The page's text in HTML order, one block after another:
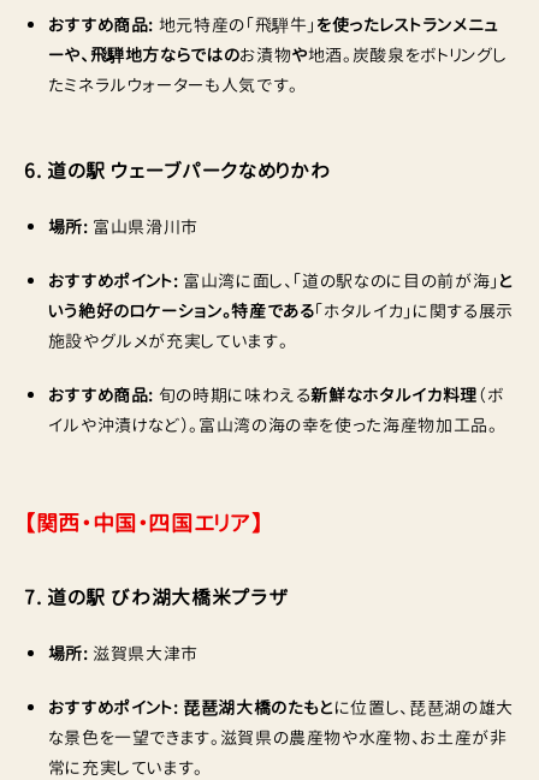
おすすめ商品: 地元特産の「飛騨牛」 を使ったレストランメニュ
ーや、飛騨地方ならではのお漬物や地酒。炭酸泉をボトリングし
たミネラルウォーターも人気です。
6. 道の駅 ウェーブパークなめりかわ
場所: 富山県滑川市
おすすめポイント: 富山湾に面し、「道の駅なのに目の前が海」 と
いう絶好のロケーション。特産である「ホタルイカ」に関する展示
施設やグルメが充実しています。
おすすめ商品: 旬の時期に味わえる新鮮なホタルイカ料理（ボ
イルや沖漬けなど）。富山湾の海の幸を使った海産物加工品。
【関西・中国・四国エリア】
7. 道の駅 びわ湖大橋米プラザ
場所: 滋賀県大津市
おすすめポイント: 琵琶湖大橋のたもとに位置し、琵琶湖の雄大
な景色を一望できます。滋賀県の農産物や水産物、お土産が非
常に充実しています。